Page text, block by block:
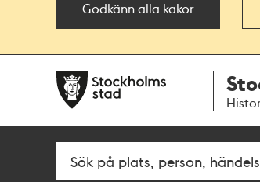
Godkänn alla kakor
navigationen
huvudinnehållet
Fritextsök